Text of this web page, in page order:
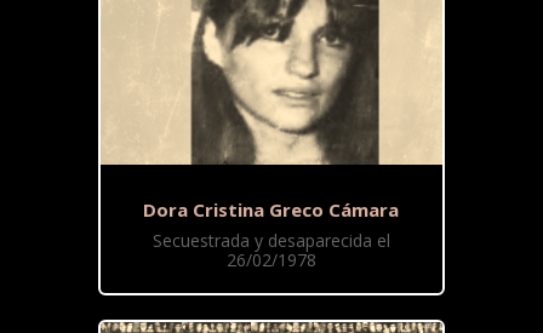
Dora Cristina Greco Cámara
Secuestrada y desaparecida el
26/02/1978